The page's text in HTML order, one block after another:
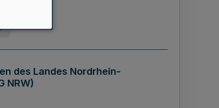
des Landes Nordrhein-
NRW)